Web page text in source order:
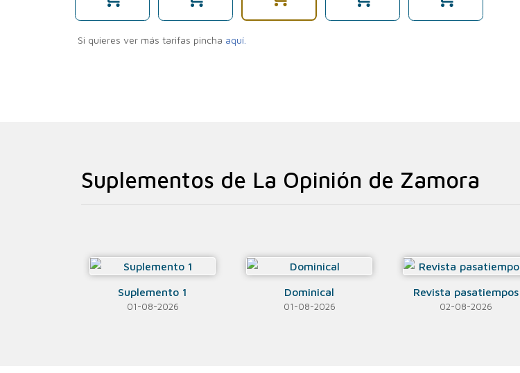
Suplementos de La Opinión de Zamora
Suplemento 1
01-08-2026
Dominical
01-08-2026
Revista pasatiempos
02-08-2026